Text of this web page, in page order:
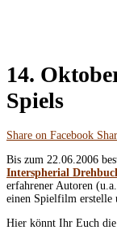
14.
Spiels
Share on Facebook
Bis zum 22.06.2006
Interspherial
erfahrener Autoren (u.a.
einen Spielfilm erstelle
Hier könnt Ihr Euch die